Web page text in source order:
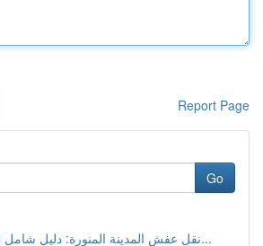
Report Page
Go
نقل عفش المدينة المنورة: دليل شامل للخدمات والأ...